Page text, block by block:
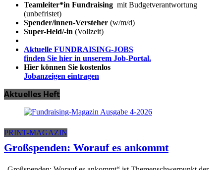
Teamleiter*in Fundraising mit Budgetverantwortung
(unbefristet)
Spender/innen-Versteher (w/m/d)
Super-Held/-in (Vollzeit)
Aktuelle FUNDRAISING-JOBS
finden Sie hier in unserem Job-Portal.
Hier können Sie kostenlos
Jobanzeigen eintragen
Aktuelles Heft
PRINT-MAGAZIN
Großspenden: Worauf es ankommt